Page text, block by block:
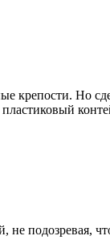
крепости. Но
подозревая,